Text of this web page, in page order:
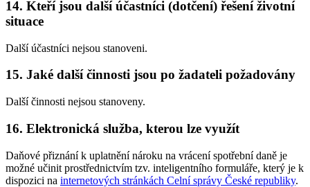
14. Kteří jsou další účastníci (dotčení) řešení životní
situace
Další účastníci nejsou stanoveni.
15. Jaké další činnosti jsou po žadateli požadovány
Další činnosti nejsou stanoveny.
16. Elektronická služba, kterou lze využít
Daňové přiznání k uplatnění nároku na vrácení spotřební daně je
možné učinit prostřednictvím tzv. inteligentního formuláře, který je k
dispozici na internetových stránkách Celní správy České republiky.